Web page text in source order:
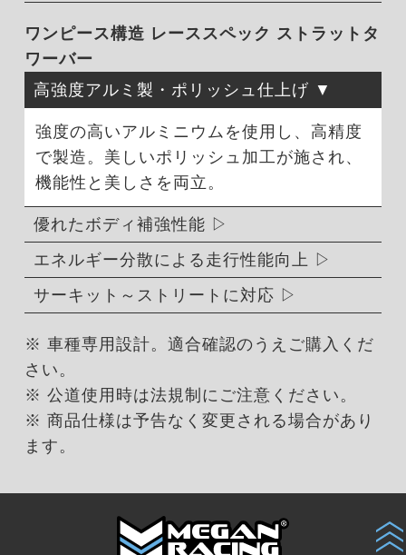
ワンピース構造 レーススペック ストラットタ
ワーバー
高強度アルミ製・ポリッシュ仕上げ
強度の高いアルミニウムを使用し、高精度
で製造。美しいポリッシュ加工が施され、
機能性と美しさを両立。
優れたボディ補強性能
エネルギー分散による走行性能向上
サーキット～ストリートに対応
※ 車種専用設計。適合確認のうえご購入くだ
さい。
※ 公道使用時は法規制にご注意ください。
※ 商品仕様は予告なく変更される場合があり
ます。